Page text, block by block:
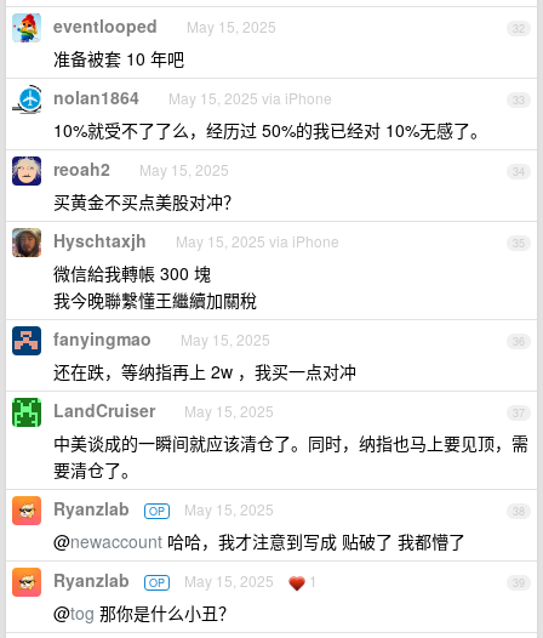
32
eventlooped May 15, 2025
准备被套 10 年吧
33
nolan1864 May 15, 2025 via iPhone
10%就受不了了么，经历过 50%的我已经对 10%无感了。
34
reoah2 May 15, 2025
买黄金不买点美股对冲？
35
Hyschtaxjh May 15, 2025 via iPhone
微信給我轉帳 300 塊
我今晚聯繫懂王繼續加關稅
36
fanyingmao May 15, 2025
还在跌，等纳指再上 2w ，我买一点对冲
37
LandCruiser May 15, 2025
中美谈成的一瞬间就应该清仓了。同时，纳指也马上要见顶，需
要清仓了。
38
Ryanzlab OP May 15, 2025
@newaccount 哈哈，我才注意到写成 贴破了 我都懵了
39
Ryanzlab OP May 15, 2025 1
@tog 那你是什么小丑？